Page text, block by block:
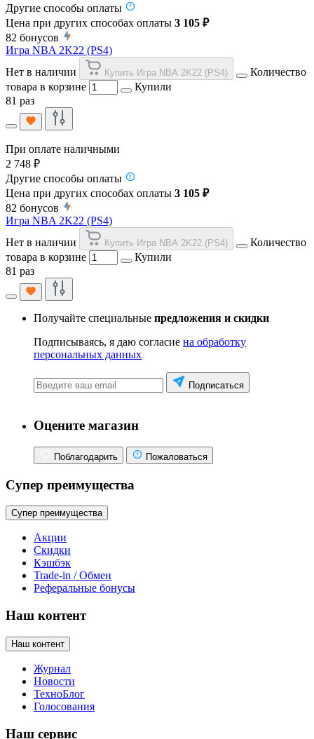
Другие способы оплаты
Цена при других способах оплаты 3 105 ₽
82 бонусов
Игра NBA 2K22 (PS4)
Нет в наличии
Купить Игра NBA 2K22 (PS4)
Количество
товара в корзине
Купили
81 раз
При оплате наличными
2 748 ₽
Другие способы оплаты
Цена при других способах оплаты 3 105 ₽
82 бонусов
Игра NBA 2K22 (PS4)
Нет в наличии
Купить Игра NBA 2K22 (PS4)
Количество
товара в корзине
Купили
81 раз
Получайте специальные предложения и скидки
Подписываясь, я даю согласие на обработку
персональных данных
Подписаться
Оцените магазин
Поблагодарить Пожаловаться
Супер преимущества
Супер преимущества
Акции
Скидки
Кэшбэк
Trade-in / Обмен
Реферальные бонусы
Наш контент
Наш контент
Журнал
Новости
ТехноБлог
Голосования
Наш сервис